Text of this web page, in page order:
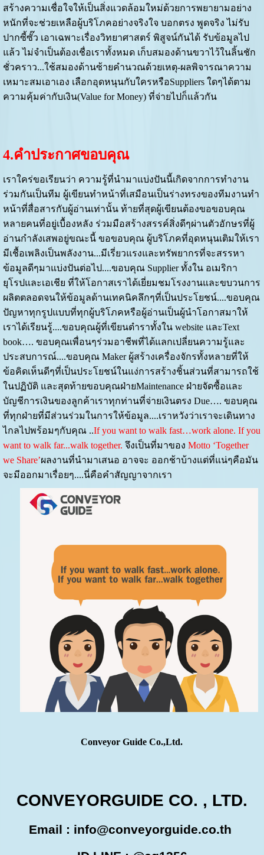
สร้างความเชื่อใจให้เป็นสิ่งแวดล้อมใหม่ด้วยการพยายามอย่าง
หนักที่จะช่วยเหลือผู้บริโภคอย่างจริงใจ บอกตรง พูดจริง ไม่รับ
ปากซี้ซั๊ว เอาเฉพาะเรื่องวิทยาศาสตร์ พิสูจน์กันได้ รับข้อมูลไป
แล้ว ไม่จำเป็นต้องเชื่อเราทั้งหมด เก็บสมองด้านขวาไว้ในลิ้นชัก
ชั่วคราว...ใช้สมองด้านซ้ายคำนวณด้วยเหตุ-ผลพิจารณาความ
เหมาะสมเอาเอง เลือกอุดหนุนกับใครหรือSuppliers ใดๆได้ตาม
ความคุ้มค่ากับเงิน(Value for Money) ที่จ่ายไปก็แล้วกัน
4.คำประกาศขอบคุณ
เราใคร่ขอเรียนว่า ความรู้ที่นำมาแบ่งปันนี้เกิดจากการทำงาน
ร่วมกันเป็นทีม ผู้เขียนทำหน้าที่เสมือนเป็นร่างทรงของทีมงานทำ
หน้าที่สื่อสารกับผู้อ่านเท่านั้น ท้ายที่สุดผู้เขียนต้องขอขอบคุณ
หลายคนที่อยู่เบื้องหลัง ร่วมมือสร้างสรรค์สิ่งดีๆผ่านตัวอักษรที่ผู้
อ่านกำลังเสพอยู่ขณะนี้ ขอขอบคุณ ผู้บริโภคที่อุดหนุนเติมให้เรา
มีเชื้อเพลิงเป็นพลังงาน...มีเรี่ยวแรงและทรัพยากรที่จะสรรหา
ข้อมูลดีๆมาแบ่งปันต่อไป....ขอบคุณ Supplier ทั้งใน อเมริกา
ยุโรปและเอเชีย ที่ให้โอกาสเราได้เยี่ยมชมโรงงานและขบวนการ
ผลิตตลอดจนให้ข้อมูลด้านเทคนิคลึกๆที่เป็นประโยชน์....ขอบคุณ
ปัญหาทุกรูปแบบที่ทุกผู้บริโภคหรือผู้อ่านเป็นผู้นำโอกาสมาให้
เราได้เรียนรู้....ขอบคุณผู้ที่เขียนตำราทั้งใน website และText
book…. ขอบคุณเพื่อนๆร่วมอาชีพที่ได้แลกเปลี่ยนความรู้และ
ประสบการณ์....ขอบคุณ Maker ผู้สร้างเครื่องจักรทั้งหลายที่ให้
ข้อคิดเห็นดีๆที่เป็นประโยชน์ในแง่การสร้างชิ้นส่วนที่สามารถใช้
ในปฏิบัติ และสุดท้ายขอบคุณฝ่ายMaintenance ฝ่ายจัดซื้อและ
บัญชีการเงินของลูกค้าเราทุกท่านที่จ่ายเงินตรง Due…. ขอบคุณ
ที่ทุกฝ่ายที่มีส่วนร่วมในการให้ข้อมูล....เราหวังว่าเราจะเดินทาง
ไกลไปพร้อมๆกับคุณ ..If you want to walk fast…work alone. If you
want to walk far...walk together. จึงเป็นที่มาของ Motto ‘Together
we Share’ผลงานที่นำมาเสนอ อาจจะ ออกช้าบ้างแต่ที่แน่ๆคือมัน
จะมีออกมาเรื่อยๆ....นี่คือคำสัญญาจากเรา
Conveyor Guide Co.,Ltd.
CONVEYORGUIDE CO. , LTD.
Email : info@conveyorguide.co.th